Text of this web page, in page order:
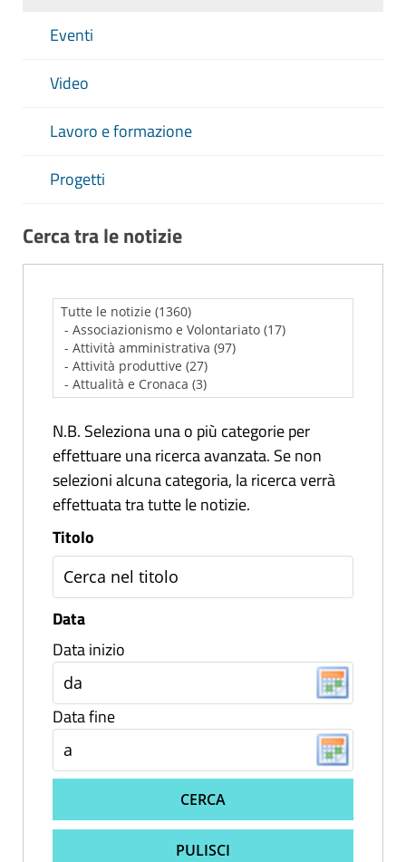
Eventi
Video
Lavoro e formazione
Progetti
Cerca tra le notizie
N.B. Seleziona una o più categorie per
effettuare una ricerca avanzata. Se non
selezioni alcuna categoria, la ricerca verrà
effettuata tra tutte le notizie.
Titolo
Data
Data inizio
Data fine
CERCA
PULISCI